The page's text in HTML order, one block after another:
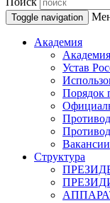
Toggle navigation
Академия
Устав
Порядок
Вакансии
Структура